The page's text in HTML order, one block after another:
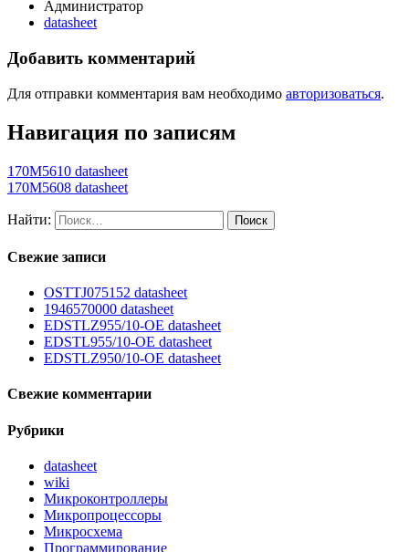
Администратор
datasheet
Добавить комментарий
Для отправки комментария вам необходимо авторизоваться.
Навигация по записям
170M5610 datasheet
170M5608 datasheet
Найти:
Свежие записи
OSTTJ075152 datasheet
1946570000 datasheet
EDSTLZ955/10-OE datasheet
EDSTL955/10-OE datasheet
EDSTLZ950/10-OE datasheet
Свежие комментарии
Рубрики
datasheet
wiki
Микроконтроллеры
Микропроцессоры
Микросхема
Программирование